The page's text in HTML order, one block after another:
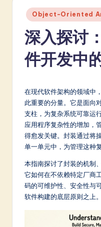
A
m
p
fi
d
C
Posted
in
Object-Oriented
深入探讨
件开发中
在现代软件架构的领域中
此重要的分量。它是面向
支柱，为复杂系统可靠运
应用程序复杂性的增加，
得愈发关键。封装通过将
单一单元中，为管理这种
本指南探讨了封装的机制
它如何在不依赖特定厂商
码的可维护性、安全性与
软件构建的底层原则之上。